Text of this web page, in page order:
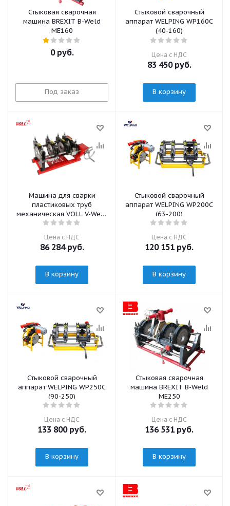
Стыковая сварочная
машина BREXIT B-Weld
ME160
0 руб.
Под заказ
Стыковой сварочный
аппарат WELPING WP160C
(40-160)
Цена с НДС
83 450руб.
В корзину
Машина для сварки
пластиковых труб
механическая VOLL V-Weld
ME160
Цена с НДС
86 284руб.
В корзину
Стыковой сварочный
аппарат WELPING WP200C
(63-200)
Цена с НДС
120 151 руб.
В корзину
Стыковой сварочный
аппарат WELPING WP250C
(90-250)
Цена с НДС
133 800руб.
В корзину
Стыковая сварочная
машина BREXIT B-Weld
ME250
Цена с НДС
136 531 руб.
В корзину